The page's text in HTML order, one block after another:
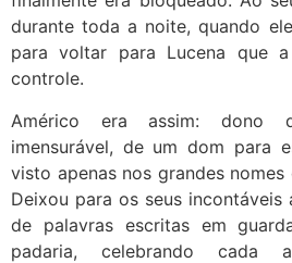
durante toda a noite, quando
para voltar para Lucena que
controle.
Américo era assim: dono
imensurável, de um dom para
visto apenas nos grandes
Deixou para os seus incontáveis
de palavras escritas em
padaria, celebrando cada